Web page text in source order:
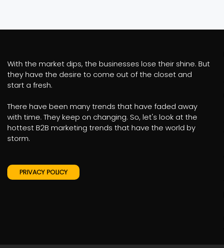
With the market dips, the businesses lose their shine. But
they have the desire to come out of the closet and
start a fresh.
There have been many trends that have faded away
with time. They keep on changing. So, let's look at the
hottest B2B marketing trends that have the world by
storm.
PRIVACY POLICY